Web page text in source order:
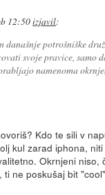
12:50izjavil:
potrošniške
svoje pravice, samo
namenoma
Kdo te sili v
kul zarad iphona,
Okrnjeni niso,
ti ne poskušaj bit